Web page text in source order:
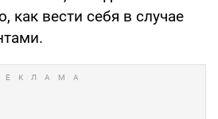
как вести себя в случае